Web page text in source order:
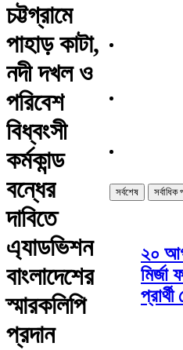
চট্টগ্রামে
পাহাড় কাটা,
নদী দখল ও
পরিবেশ
বিধ্বংসী
কর্মকান্ড
বন্ধের
দাবিতে
এ্যাডভিশন
বাংলাদেশের
স্মারকলিপি
প্রদান
সর্বশেষ সর্বাধিক
২০